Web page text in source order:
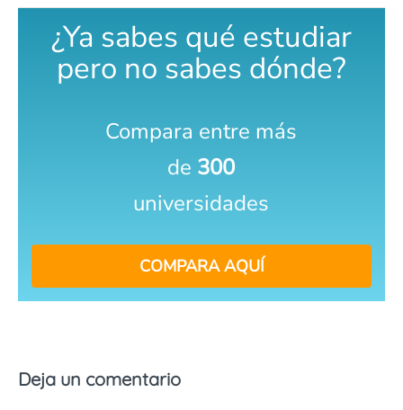
¿Ya sabes qué estudiar
pero no sabes dónde?
Compara entre más
de 300
universidades
COMPARA AQUÍ
Deja un comentario